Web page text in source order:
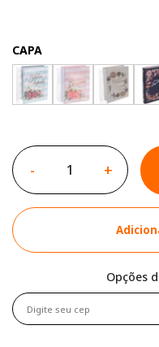
CAPA
- +
Opções